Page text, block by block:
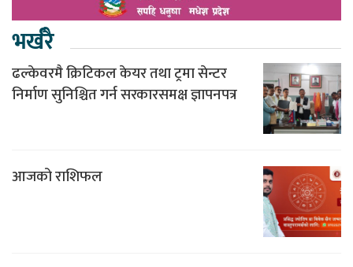
भर्खरै
ढल्केवरमै क्रिटिकल केयर तथा ट्रमा सेन्टर
निर्माण सुनिश्चित गर्न सरकारसमक्ष ज्ञापनपत्र
आजको राशिफल